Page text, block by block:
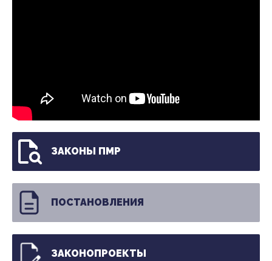
ЗАКОНЫ ПМР
ПОСТАНОВЛЕНИЯ
ЗАКОНОПРОЕКТЫ